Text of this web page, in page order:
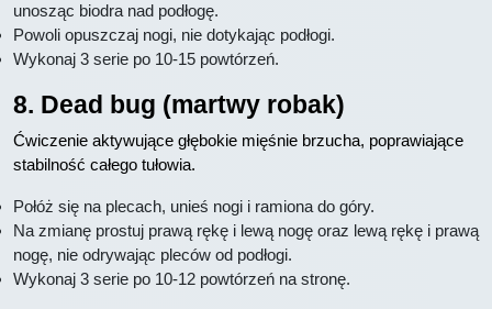
unosząc biodra nad podłogę.
Powoli opuszczaj nogi, nie dotykając podłogi.
Wykonaj 3 serie po 10-15 powtórzeń.
8. Dead bug (martwy robak)
Ćwiczenie aktywujące głębokie mięśnie brzucha, poprawiające
stabilność całego tułowia.
Połóż się na plecach, unieś nogi i ramiona do góry.
Na zmianę prostuj prawą rękę i lewą nogę oraz lewą rękę i prawą
nogę, nie odrywając pleców od podłogi.
Wykonaj 3 serie po 10-12 powtórzeń na stronę.